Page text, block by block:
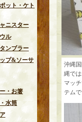
ット・ケト
ニスター
ル
ンブラー
プ&ソーサ
・お箸
水筒
沖縄
縄で
マッ
テム